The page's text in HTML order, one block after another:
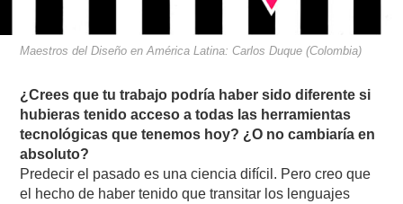
Maestros del Diseño en América Latina: Carlos Duque (Colombia)
¿Crees que tu trabajo podría haber sido diferente si
hubieras tenido acceso a todas las herramientas
tecnológicas que tenemos hoy? ¿O no cambiaría en
absoluto?
Predecir el pasado es una ciencia difícil. Pero creo que
el hecho de haber tenido que transitar los lenguajes